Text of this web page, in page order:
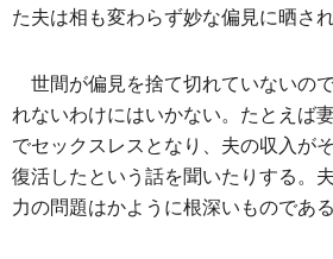
た夫は相も変わらず妙な偏見に晒され
世間が偏見を捨て切れていないの
れないわけにはいかない。たとえば
でセックスレスとなり、夫の収入が
復活したという話を聞いたりする。
力の問題はかように根深いものである